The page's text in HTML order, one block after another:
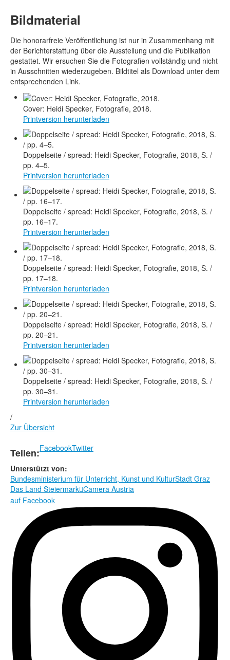
Bildmaterial
Die honorarfreie Veröffentlichung ist nur in Zusammenhang mit
der Berichterstattung über die Ausstellung und die Publikation
gestattet. Wir ersuchen Sie die Fotografien vollständig und nicht
in Ausschnitten wiederzugeben. Bildtitel als Download unter dem
entsprechenden Link.
Cover: Heidi Specker, Fotografie, 2018.
Printversion herunterladen
Doppelseite / spread: Heidi Specker, Fotografie, 2018, S. /
pp. 4–5.
Printversion herunterladen
Doppelseite / spread: Heidi Specker, Fotografie, 2018, S. /
pp. 16–17.
Printversion herunterladen
Doppelseite / spread: Heidi Specker, Fotografie, 2018, S. /
pp. 17–18.
Printversion herunterladen
Doppelseite / spread: Heidi Specker, Fotografie, 2018, S. /
pp. 20–21.
Printversion herunterladen
Doppelseite / spread: Heidi Specker, Fotografie, 2018, S. /
pp. 30–31.
Printversion herunterladen
/
Zur Übersicht
Teilen:FacebookTwitter
Unterstützt von:
Bundesministerium für Unterricht, Kunst und KulturStadt Graz
Das Land SteiermarkCamera Austria
auf Facebook